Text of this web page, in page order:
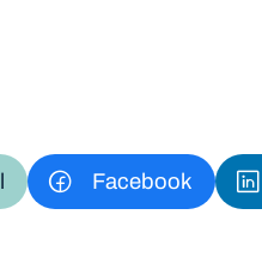
Facebook